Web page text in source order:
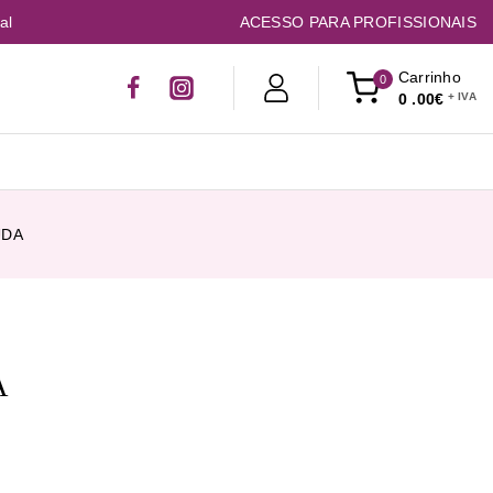
ACESSO PARA PROFISSIONAIS
0
Carrinho
0 .00€